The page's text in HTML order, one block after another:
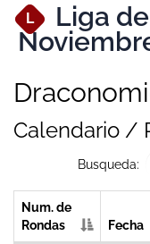
L Liga
Calendario /
Busqueda:
Num. de
Rondas
Fecha